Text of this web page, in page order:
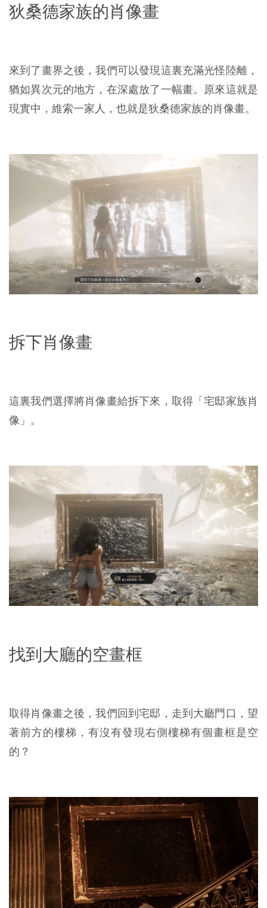
狄桑德家族的肖像畫
來到了畫界之後，我們可以發現這裏充滿光怪陸離，
猶如異次元的地方，在深處放了一幅畫。原來這就是
現實中，維索一家人，也就是狄桑德家族的肖像畫。
拆下肖像畫
這裏我們選擇將肖像畫給拆下來，取得「宅邸家族肖
像」。
找到大廳的空畫框
取得肖像畫之後，我們回到宅邸，走到大廳門口，望
著前方的樓梯，有沒有發現右側樓梯有個畫框是空
的？